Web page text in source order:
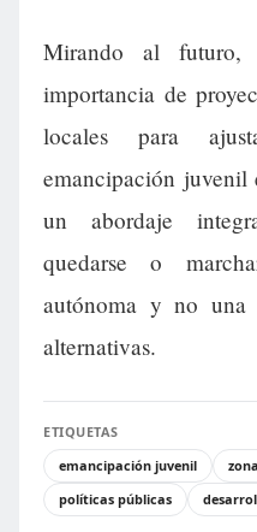
Mirando al futuro,
importancia de
locales para
emancipación juvenil
un abordaje
quedarse o
autónoma y no
alternativas.
ETIQUETAS
emancipación juvenil
políticas públicas